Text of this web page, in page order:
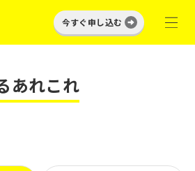
今すぐ申し込む
あれこれ